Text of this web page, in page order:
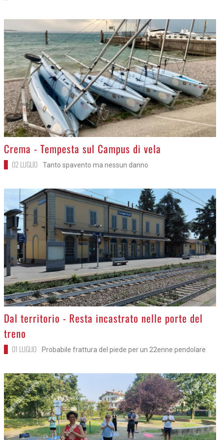
>
Crema - Tempesta sul Campus di vela
02 LUGLIO Tanto spavento ma nessun danno
>
Dal territorio - Resta incastrato nelle porte del
treno
01 LUGLIO Probabile frattura del piede per un 22enne pendolare